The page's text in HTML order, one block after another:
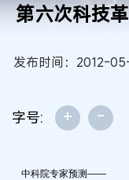
第六次科技
发布时间：2012-
字号: + -
中科院专家预测——